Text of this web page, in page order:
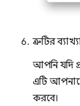
ত্রুটির
আপনি যদি
এটি
করবে।